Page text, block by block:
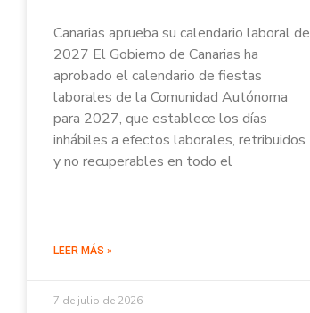
Canarias aprueba su calendario laboral de
2027 El Gobierno de Canarias ha
aprobado el calendario de fiestas
laborales de la Comunidad Autónoma
para 2027, que establece los días
inhábiles a efectos laborales, retribuidos
y no recuperables en todo el
LEER MÁS »
7 de julio de 2026